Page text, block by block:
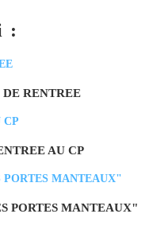
:
RENTREE
AU CP
PORTES MANTEAUX"